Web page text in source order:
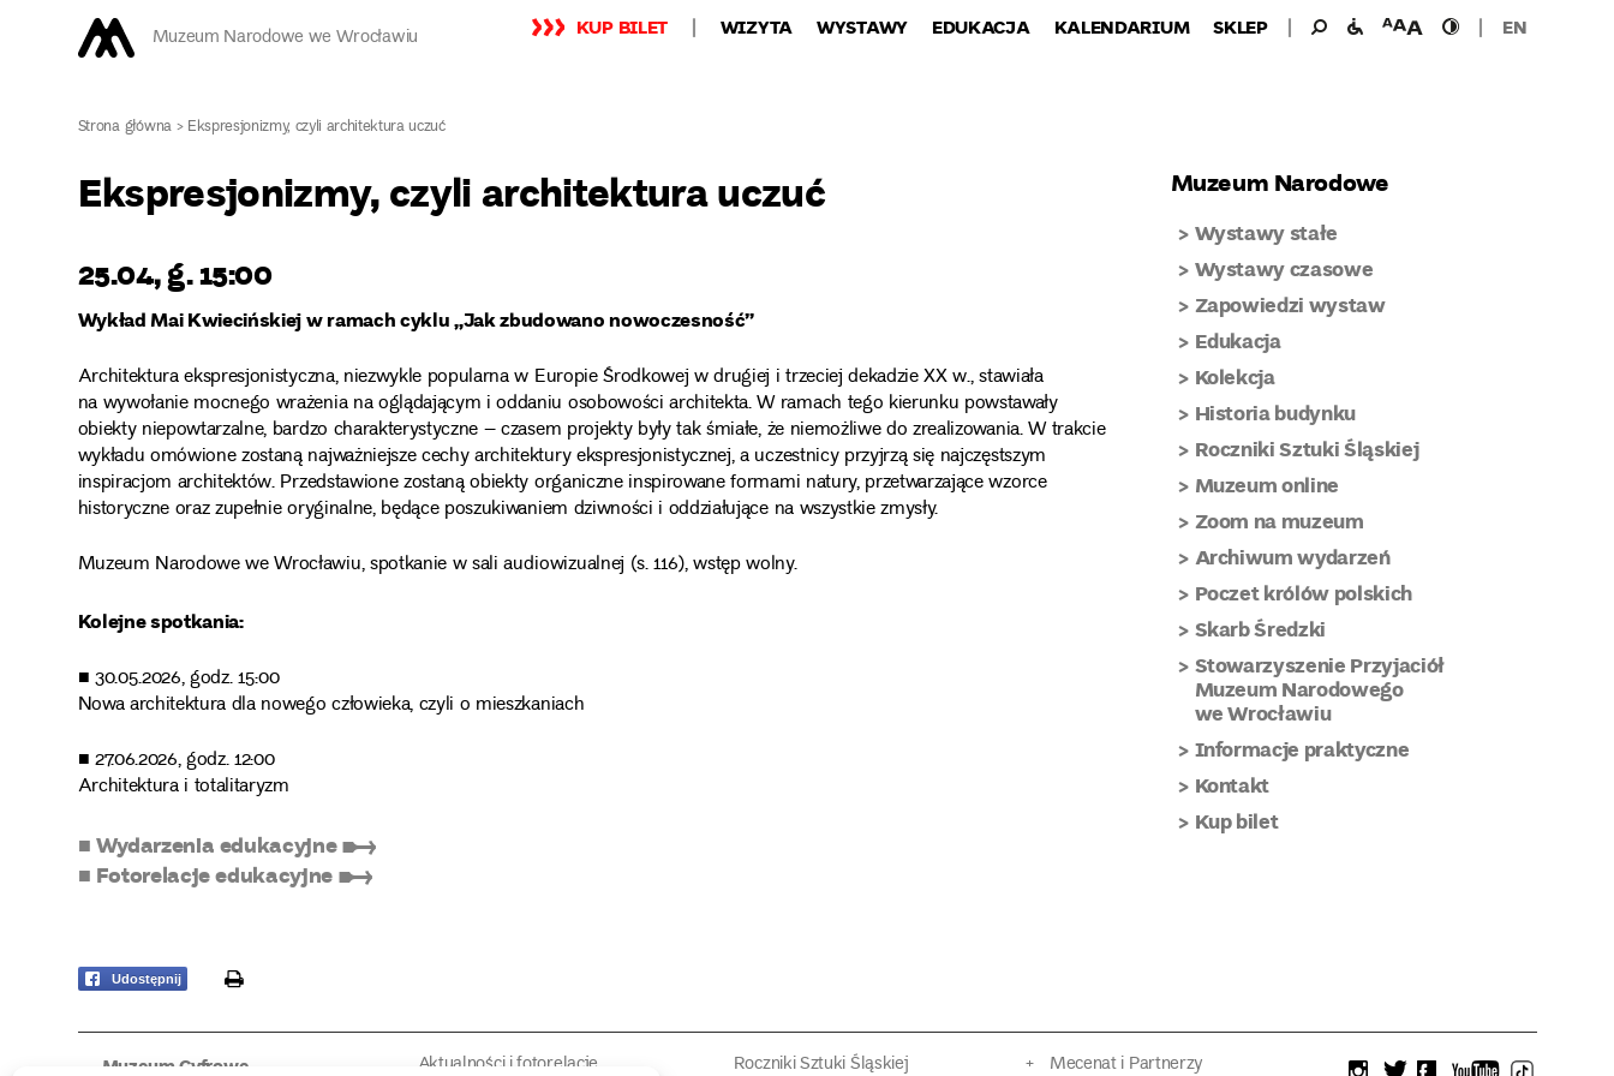
Muzeum Narodowe we Wrocławiu KUP BILET WIZYTA WYSTAWY EDUKACJA KALENDARIUM SKLEP Wyszukaj
Wyszukiwanie
dla:
udogodnieniawielkość
czcionki
wysoki
kontrast
EN
Strona główna>Ekspresjonizmy, czyli architektura uczuć
Ekspresjonizmy, czyli architektura uczuć
25.04, g. 15:00
Wykład Mai Kwiecińskiej w ramach cyklu „Jak zbudowano nowoczesność”
Architektura ekspresjonistyczna, niezwykle popularna w Europie Środkowej w drugiej i trzeciej dekadzie XX w., stawiała
na wywołanie mocnego wrażenia na oglądającym i oddaniu osobowości architekta. W ramach tego kierunku powstawały
obiekty niepowtarzalne, bardzo charakterystyczne – czasem projekty były tak śmiałe, że niemożliwe do zrealizowania. W trakcie
wykładu omówione zostaną najważniejsze cechy architektury ekspresjonistycznej, a uczestnicy przyjrzą się najczęstszym
inspiracjom architektów. Przedstawione zostaną obiekty organiczne inspirowane formami natury, przetwarzające wzorce
historyczne oraz zupełnie oryginalne, będące poszukiwaniem dziwności i oddziałujące na wszystkie zmysły.
Muzeum Narodowe we Wrocławiu, spotkanie w sali audiowizualnej (s. 116), wstęp wolny.
Kolejne spotkania:
■ 30.05.2026, godz. 15:00
Nowa architektura dla nowego człowieka, czyli o mieszkaniach
■ 27.06.2026, godz. 12:00
Architektura i totalitaryzm
■ Wydarzenia edukacyjne ➸
■ Fotorelacje edukacyjne ➸
Udostępnij print
Muzeum Narodowe
Wystawy stałe
Wystawy czasowe
Zapowiedzi wystaw
Edukacja
Kolekcja
Historia budynku
Roczniki Sztuki Śląskiej
Muzeum online
Zoom na muzeum
Archiwum wydarzeń
Poczet królów polskich
Skarb Średzki
Stowarzyszenie Przyjaciół
Muzeum Narodowego
we Wrocławiu
Informacje praktyczne
Kontakt
Kup bilet
Muzeum Cyfrowe Aktualności i fotorelacje Roczniki Sztuki Śląskiej Mecenat i Partnerzy